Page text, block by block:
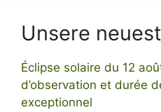
Unsere
Éclipse solaire du 12
d’observation et durée
exceptionnel